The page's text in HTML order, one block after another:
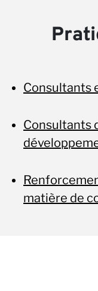
Consultants
Consultants
matière de